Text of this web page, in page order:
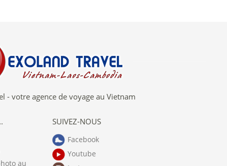
- votre agence de voyage au Vietnam
au
SUIVEZ-NOUS
Facebook
Youtube